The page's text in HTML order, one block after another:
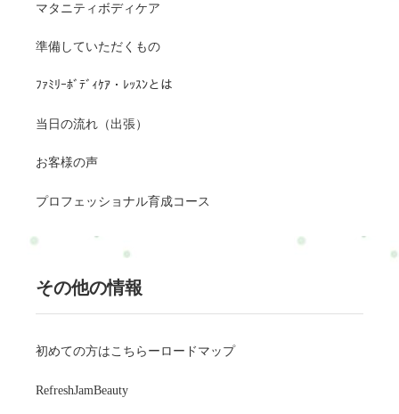
マタニティボディケア
準備していただくもの
ﾌｧﾐﾘｰﾎﾞﾃﾞｨｹｱ・ﾚｯｽﾝとは
当日の流れ（出張）
お客様の声
プロフェッショナル育成コース
その他の情報
初めての方はこちらーロードマップ
RefreshJamBeauty